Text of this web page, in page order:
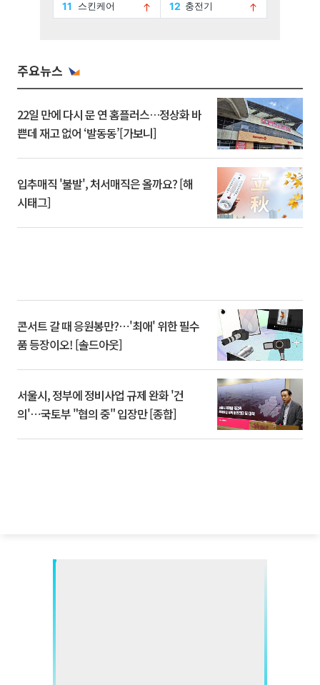
주요뉴스
22일 만에 다시 문 연 홈플러스…정상화 바
쁜데 재고 없어 ‘발동동’[가보니]
입추매직 '불발', 처서매직은 올까요? [해
시태그]
콘서트 갈 때 응원봉만?⋯'최애' 위한 필수
품 등장이오! [솔드아웃]
서울시, 정부에 정비사업 규제 완화 '건
의'⋯국토부 "협의 중" 입장만 [종합]